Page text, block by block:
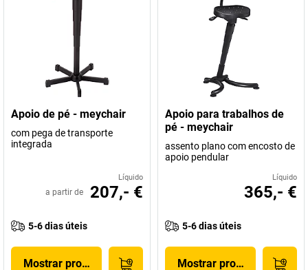
Apoio de pé - meychair
com pega de transporte
integrada
Líquido
a partir de 207,- €
5-6 dias úteis
Mostrar produto
Apoio para trabalhos de
pé - meychair
assento plano com encosto de
apoio pendular
Líquido
365,- €
5-6 dias úteis
Mostrar produto